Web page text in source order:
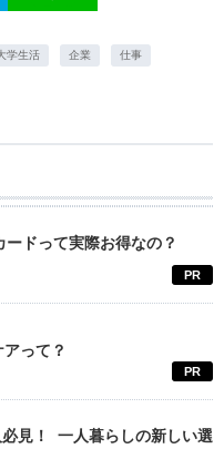
学生活 企業 仕事
ドって実際お得なの？
PR
って？
PR
見！ 一人暮らしの新しい選